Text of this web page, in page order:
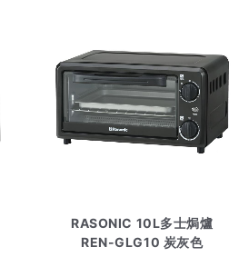
RASONIC 10L多士焗爐
REN-GLG10 炭灰色